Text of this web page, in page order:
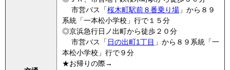
市営バス「桜木町駅前８番乗り場 」から８９
系統「一本松小学校」行で１５分
◎京浜急行日ノ出町から徒歩２０分
市営バス「 日の出町1丁目 」から８９系統「一
本松小学校」行で９分
★お帰りの際→